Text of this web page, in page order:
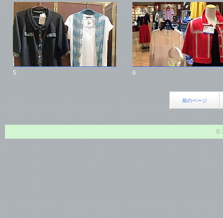
5 6
前のページ
©